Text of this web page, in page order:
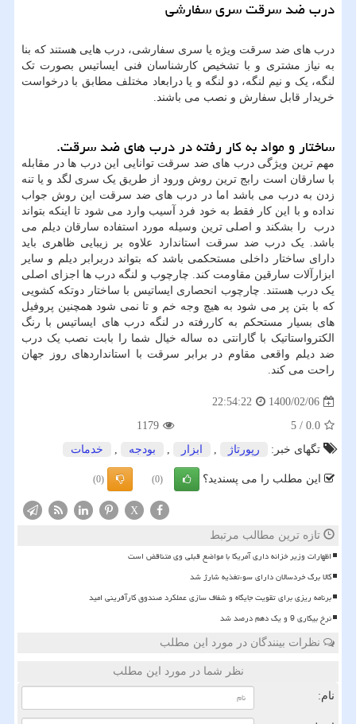
درب ضد سرقت سری سفارشی
درب های ضد سرقت ویژه یا سری سفارشی، درب هایی هستند که بنا
به نیاز مشتری و با تشخیص کارشناسان فنی ایساتیس بصورت تک
لنگه، یک و نیم لنگه، دو لنگه و یا درابعاد مختلف مطابق با درخواست
خریدار قابل سفارش و نصب می باشند.
ساختار و مواد به کار رفته در درب های ضد سرقت.
مهم ترین ویژگی درب های ضد سرقت توانایی این درب ها در مقابله
با سارقان است رابج ترین روش ورود از طریق یک سری لگد و یا تنه
زدن به درب می باشد اما در درب های ضد سرقت این روش جواب
نداده و با این کار فقط به خود فرد آسیب وارد می شود تا اینکه بتواند
درب را بشکند و اصلی ترین وسیله مورد استفاده سارقان دیلم می
باشد. یک درب ضد سرقت استاندارد علاوه بر زیبایی ظاهری باید
دارای ساختار داخلی مستحکمی باشد که بتواند دربرابر دیلم و سایر
ابزارآلات سارقین مقاومت کند. چارچوب و لنگه درب ها اجزای اصلی
یک درب هستند. چارچوب انحصاری ایساتیس با ساختار دوتکه کشویی
که با بتن پر می شود به هیچ وجه خم و تا نمی شود همچنین پروفیل
های بسیار مستحکم به کاررفته در لنگه درب های ایساتیس با رنگ
الکترواستاتیک با گارانتی ده ساله خیال شما را بابت نصب یک درب
ضد دیلم واقعی مقاوم در برابر سرقت با استانداردهای روز جهان
راحت می کند.
1400/02/06
22:54:22
0.0
/
5
1179
تگهای خبر:
رپورتاژ , ابزار , بودجه , خدمات
این مطلب را می پسندید؟ (0)
(0)
X
تازه ترین مطالب مرتبط
اظهارات وزیر خزانه داری آمریکا با مواضع قبلی وی متناقض است
کالا برگ خردسالان دارای سوءتغذیه شارژ شد
برنامه ریزی برای تقویت جایگاه و شفاف سازی عملکرد صندوق کارآفرینی امید
نرخ بیکاری 9 و یک دهم درصد شد
نظرات بینندگان در مورد این مطلب
نظر شما در مورد این مطلب
نام: